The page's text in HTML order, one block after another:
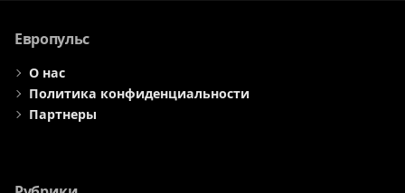
Европульс
О нас
Политика конфиденциальности
Партнеры